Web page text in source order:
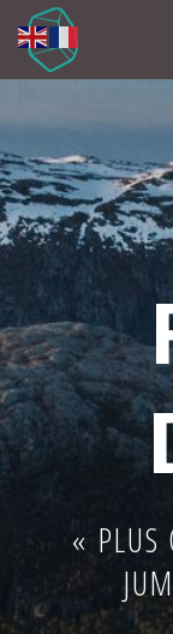
« PLUS